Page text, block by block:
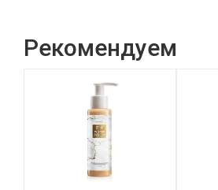
Рекомендуем